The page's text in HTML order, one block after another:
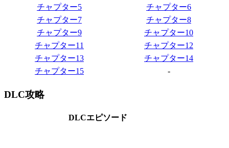
チャプター5
チャプター6
チャプター7
チャプター8
チャプター9
チャプター10
チャプター11
チャプター12
チャプター13
チャプター14
チャプター15
-
DLC攻略
DLCエピソード